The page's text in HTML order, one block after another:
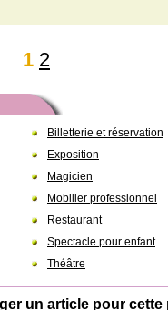
1 2
Billetterie et réservation
Exposition
Magicien
Mobilier professionnel
Restaurant
Spectacle pour enfant
Théâtre
un article pour cette